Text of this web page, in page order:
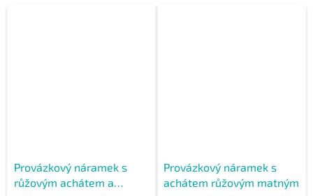
Provázkový náramek s
růžovým achátem a
Provázkový náramek s
achátem růžovým matným